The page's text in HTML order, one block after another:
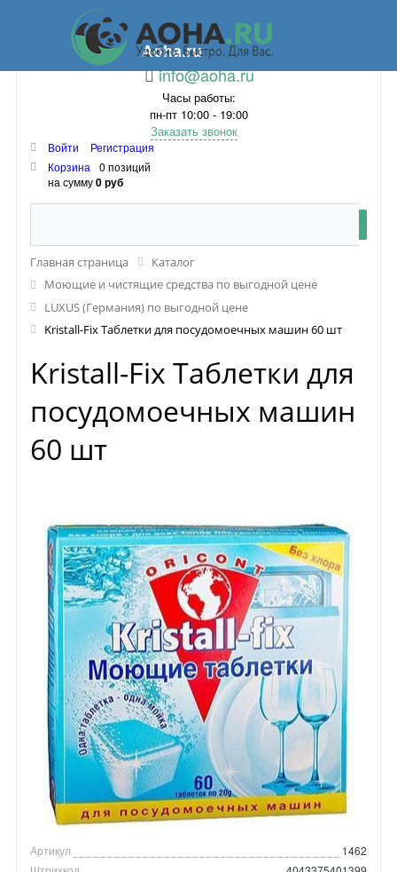
Aoha.ru
info@aoha.ru
Часы работы:
пн-пт 10:00 - 19:00
Заказать звонок
Войти
Регистрация
Корзина
0 позиций
на сумму0 руб
Главная страница
Каталог
Моющие и чистящие средства по выгодной цене
LUXUS (Германия) по выгодной цене
Kristall-Fix Таблетки для посудомоечных машин 60 шт
Kristall-Fix Таблетки для
посудомоечных машин
60 шт
Артикул
1462